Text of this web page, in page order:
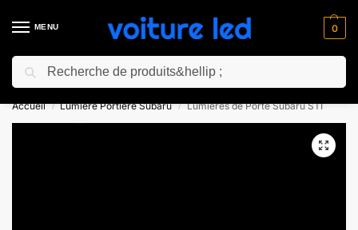
MENU 0
⚡ 10% de réduction pour les nouveaux clients avec le code “NC10”
Accueil / Lumiere Portiere Subaru / Lumières de Porte Subaru STI